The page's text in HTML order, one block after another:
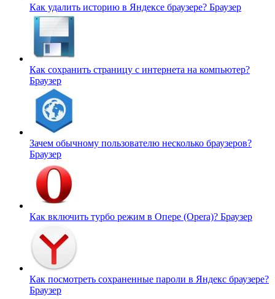
Как удалить историю в Яндексе браузере? Браузер
Как сохранить страницу с интернета на компьютер?
Браузер
Зачем обычному пользователю несколько браузеров?
Браузер
Как включить турбо режим в Опере (Opera)? Браузер
Как посмотреть сохраненные пароли в Яндекс браузере?
Браузер